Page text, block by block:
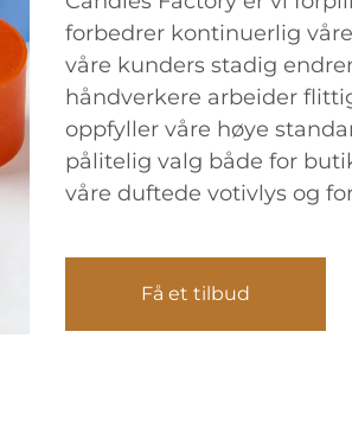
forbedrer kontinuerlig
våre kunders stadig
håndverkere arbeider
oppfyller våre høye
pålitelig valg både for
våre duftede votivlys og
Få et tilbud